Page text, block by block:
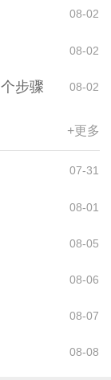
08-02
08-02
步骤 08-02
+更多
07-31
08-01
08-05
08-06
08-07
08-08